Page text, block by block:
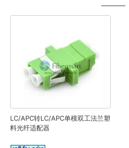
LC/APC转LC/APC单模双工法兰塑
料光纤适配器